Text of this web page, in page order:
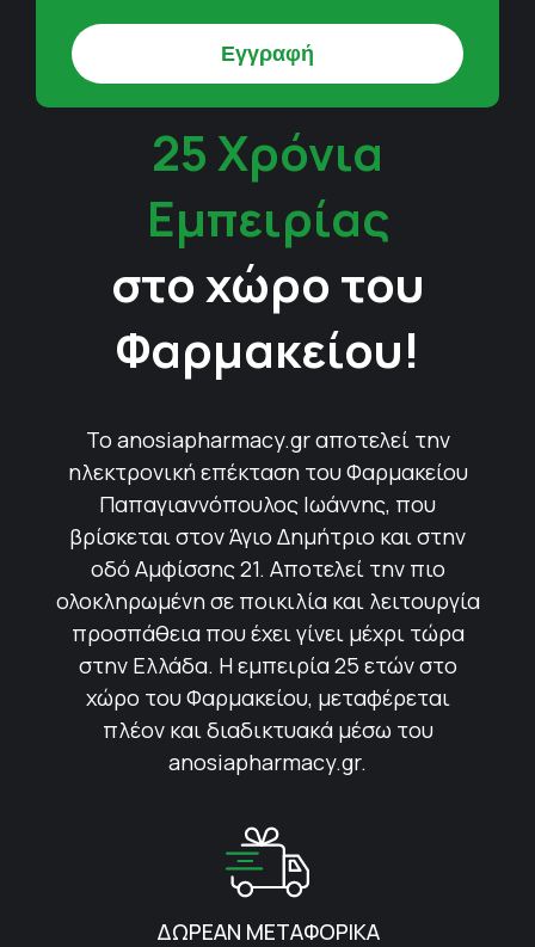
25 Χρόνια
Εμπειρίας
στο χώρο του
Φαρμακείου!
Το anosiapharmacy.gr αποτελεί την
ηλεκτρονική επέκταση του Φαρμακείου
Παπαγιαννόπουλος Ιωάννης, που
βρίσκεται στον Άγιο Δημήτριο και στην
οδό Αμφίσσης 21. Αποτελεί την πιο
ολοκληρωμένη σε ποικιλία και λειτουργία
προσπάθεια που έχει γίνει μέχρι τώρα
στην Ελλάδα. Η εμπειρία 25 ετών στο
χώρο του Φαρμακείου, μεταφέρεται
πλέον και διαδικτυακά μέσω του
anosiapharmacy.gr.
ΔΩΡΕΑΝ ΜΕΤΑΦΟΡΙΚΑ